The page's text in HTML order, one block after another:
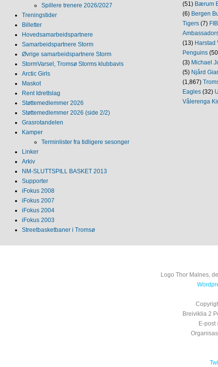
Spillere trenere 2026/2027
Treningstider
Billetter
Hovedsamarbeidspartnere
Samarbeidspartnere Storm
Øvrige samarbeidspartnere Storm
StormVarsel, Tromsø Storms klubbavis
Arctic Girls
Maskot
Rent Idrettslag
Støttemedlemmer 2026
Støttemedlemmer 2026 (side 2/2)
Grasrotandelen
Kamper
Terminlister fra tidligere sesonger
Linker
Arkiv
NM‐SLUTTSPILL BASKET 2013
Supporter
iFokus 2008
iFokus 2007
iFokus 2004
iFokus 2003
Streetbasketbaner i Tromsø
(51) Bærum
(6) Bergen
Tigers (7)
(13) Harstad
Penguins
(3) Michael
(5) Njård
(1,867)
Eagles (32)
Vålerenga
Logo Thor Malnes,
Breiviklia 2
E-post